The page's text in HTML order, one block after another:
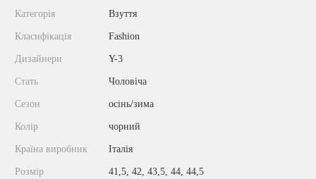
Категорія Взуття
Класифікація Fashion
Дизайнери Y-3
Стать Чоловіча
Сезон осінь/зима
Колір чорний
Країна виробник Італія
Розмір 41,5, 42, 43,5, 44, 44,5